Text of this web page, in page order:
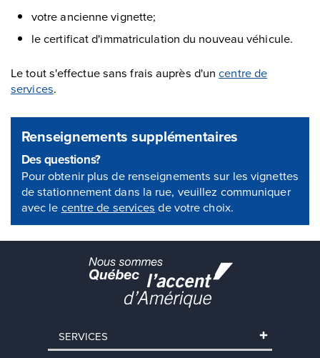
votre ancienne vignette;
le certificat d'immatriculation du nouveau véhicule.
Le tout s'effectue sans frais auprès d'uncentre de
services.
Renseignements supplémentaires
Des questions?
Pour obtenir plus de renseignements sur les vignettes
de stationnement dans la rue, veuillez communiquer
avec le centre de services de votre choix.
SERVICES